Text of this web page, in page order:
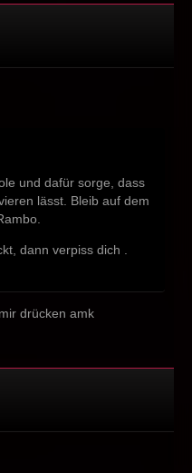
und dafür sorge, dass
lässt. Bleib auf dem
dann verpiss dich .
drücken amk